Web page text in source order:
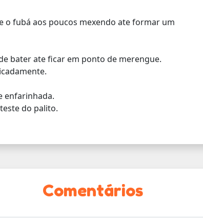
o fubá aos poucos mexendo ate formar um
bater ate ficar em ponto de merengue.
enfarinhada.
do palito.
Comentários